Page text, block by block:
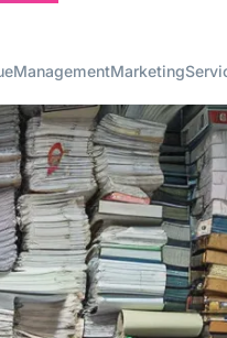
ManagementMarketing